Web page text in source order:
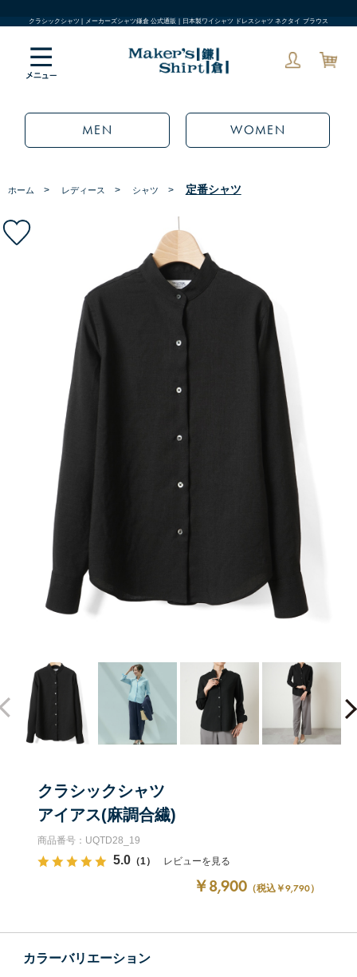
クラシックシャツ | メーカーズシャツ鎌倉 公式通販 | 日本製ワイシャツ ドレスシャツ ネクタイ ブラウス
MEN WOMEN
ホーム > レディース > シャツ > 定番シャツ
クラシックシャツ
アイアス(麻調合繊)
商品番号：UQTD28_19
5.0（1） レビューを見る
￥8,900 （税込￥9,790）
カラーバリエーション